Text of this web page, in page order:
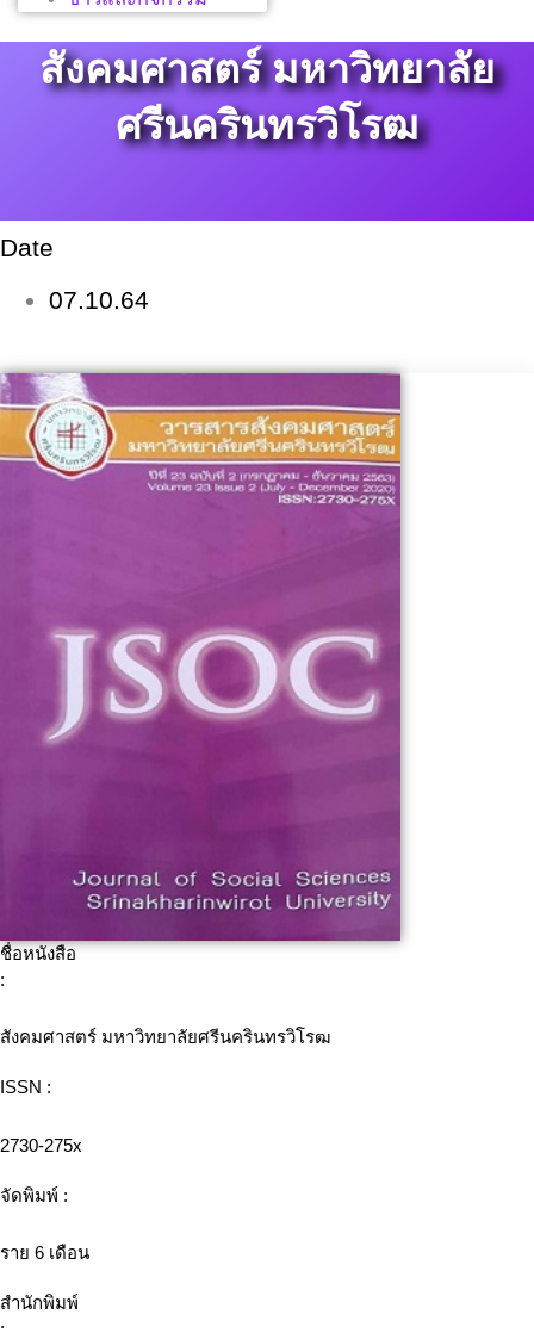
สังคมศาสตร์ มหาวิทยาลัย
ศรีนครินทรวิโรฒ
Date
07.10.64
ชื่อหนังสือ
:
สังคมศาสตร์ มหาวิทยาลัยศรีนครินทรวิโรฒ
ISSN :
2730-275x
จัดพิมพ์ :
ราย 6 เดือน
สำนักพิมพ์
: